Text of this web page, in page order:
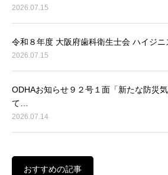
2026.07.15
令和８年度 大阪府歯科衛生士会 ハイジニ
2026.07.15
ODHAお知らせ９２号１面「新たな防災
て…
2026.07.14
おすすめの記事